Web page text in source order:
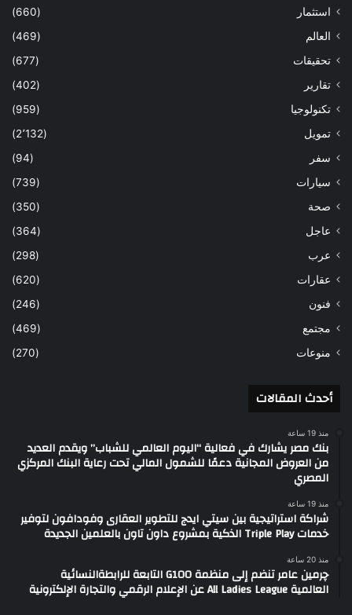
استثمار
(660)
العالم
(469)
تحقيقات
(677)
تقارير
(402)
تكنولوجيا
(959)
تمويل
(2٬132)
سفر
(94)
سيارات
(739)
صحة
(350)
عاجل
(364)
عرب
(298)
عقارات
(620)
فنون
(246)
مجتمع
(469)
منوعات
(270)
أحدث المقالات
منذ 19 ساعة
بنك مصر يشارك في فعالية “اليوم العالمي للشباب” ويقدم العديد
من العروض المجانية دعمًا للشمول المالي تحت رعاية البنك المركزي
المصري
منذ 19 ساعة
شراكة استراتيجية بين سيتي ايدج للتطوير العقارى وفودافون لتوفير
خدمات Triple Play الذكية بمشروع داون تاون بالعلمين الجديدة
منذ 20 ساعة
چرمين عامر تنضم إلى منظمة G100 التابعة للرابطةالنسائية
العالمية All Ladies League عن الإعلام الرقمي والتجارة الإلكترونية